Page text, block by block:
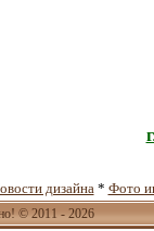
дизайна * Фото
© 2011 - 2026